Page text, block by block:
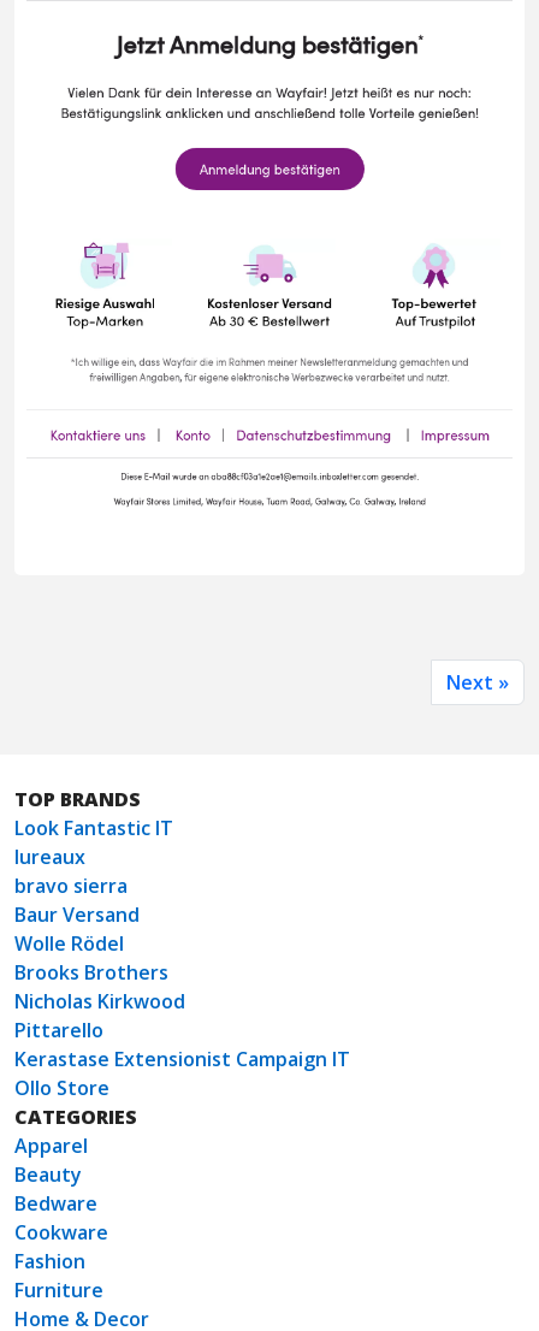
Next »
TOP BRANDS
Look Fantastic IT
lureaux
bravo sierra
Baur Versand
Wolle Rödel
Brooks Brothers
Nicholas Kirkwood
Pittarello
Kerastase Extensionist Campaign IT
Ollo Store
CATEGORIES
Apparel
Beauty
Bedware
Cookware
Fashion
Furniture
Home & Decor